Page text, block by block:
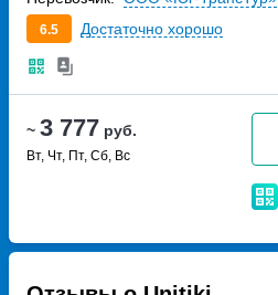
~ 3 777 руб.
Вт, Чт, Пт, Сб, Вс
6.5 Достаточно хорошо